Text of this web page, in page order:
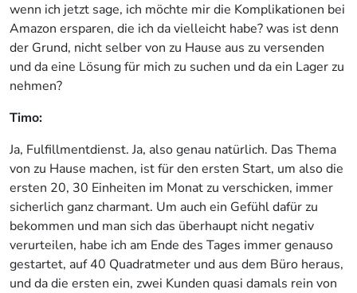
wenn ich jetzt sage, ich möchte mir die Komplikationen bei
Amazon ersparen, die ich da vielleicht habe? was ist denn
der Grund, nicht selber von zu Hause aus zu versenden
und da eine Lösung für mich zu suchen und da ein Lager zu
nehmen?
Timo:
Ja, Fulfillmentdienst. Ja, also genau natürlich. Das Thema
von zu Hause machen, ist für den ersten Start, um also die
ersten 20, 30 Einheiten im Monat zu verschicken, immer
sicherlich ganz charmant. Um auch ein Gefühl dafür zu
bekommen und man sich das überhaupt nicht negativ
verurteilen, habe ich am Ende des Tages immer genauso
gestartet, auf 40 Quadratmeter und aus dem Büro heraus,
und da die ersten ein, zwei Kunden quasi damals rein von